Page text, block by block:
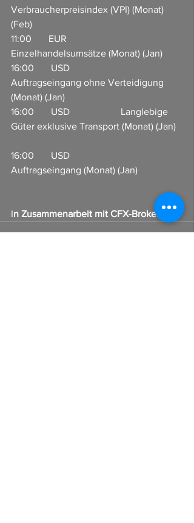
Verbraucherpreisindex (VPI) (Monat)
(Feb)
11:00       EUR
Einzelhandelsumsätze (Monat) (Jan)
16:00       USD
Auftragseingang ohne Verteidigung
(Monat) (Jan)
16:00       USD                     Langlebige
Güter exklusive Transport (Monat) (Jan)
16:00       USD
Auftragseingang (Monat) (Jan)
In Zusammenarbeit mit CFX-Broker